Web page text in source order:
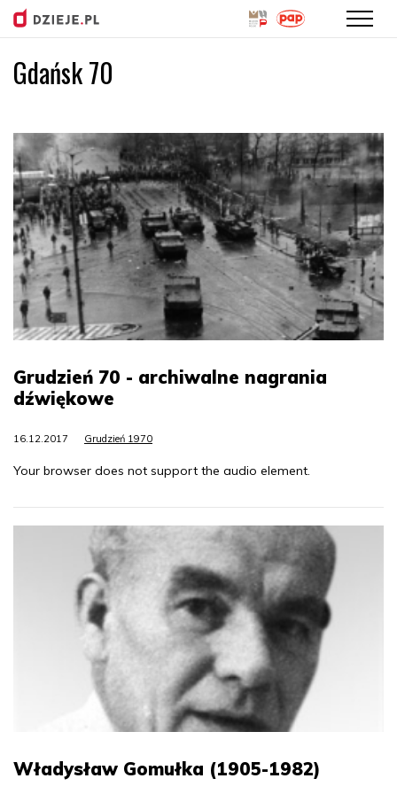
Gdańsk 70
Grudzień 70 - archiwalne nagrania
dźwiękowe
16.12.2017 Grudzień 1970
Your browser does not support the audio element.
Władysław Gomułka (1905-1982)